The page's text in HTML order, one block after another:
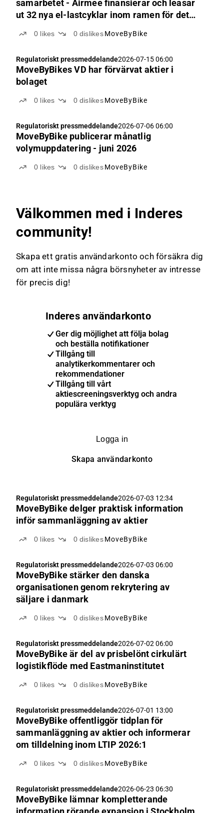
samarbetet - Airmee finansierar och leasar
ut 32 nya el-lastcyklar inom ramen för det
0 likes 0 dislikes MoveByBike
Regulatoriskt pressmeddelande2026-07-15 06:00
MoveByBikes VD har förvärvat aktier i
bolaget
0 likes 0 dislikes MoveByBike
Regulatoriskt pressmeddelande2026-07-06 06:00
MoveByBike publicerar månatlig
volymuppdatering - juni 2026
0 likes 0 dislikes MoveByBike
Välkommen med i Inderes
community!
Skapa ett gratis användarkonto och försäkra dig
om att inte missa några börsnyheter av intresse
för precis dig!
Inderes användarkonto
Ger dig möjlighet att följa bolag
och beställa notifikationer
Tillgång till
analytikerkommentarer och
rekommendationer
Tillgång till vårt
aktiescreeningsverktyg och andra
populära verktyg
Logga in
Skapa användarkonto
Regulatoriskt pressmeddelande2026-07-03 12:34
MoveByBike delger praktisk information
inför sammanläggning av aktier
0 likes 0 dislikes MoveByBike
Regulatoriskt pressmeddelande2026-07-03 06:00
MoveByBike stärker den danska
organisationen genom rekrytering av
säljare i danmark
0 likes 0 dislikes MoveByBike
Regulatoriskt pressmeddelande2026-07-02 06:00
MoveByBike är del av prisbelönt cirkulärt
logistikflöde med Eastmaninstitutet
0 likes 0 dislikes MoveByBike
Regulatoriskt pressmeddelande2026-07-01 13:00
MoveByBike offentliggör tidplan för
sammanläggning av aktier och informerar
om tilldelning inom LTIP 2026:1
0 likes 0 dislikes MoveByBike
Regulatoriskt pressmeddelande2026-06-23 06:30
MoveByBike lämnar kompletterande